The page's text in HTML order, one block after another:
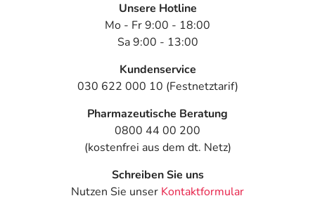
Unsere Hotline
Mo - Fr 9:00 - 18:00
Sa 9:00 - 13:00
Kundenservice
030 622 000 10 (Festnetztarif)
Pharmazeutische Beratung
0800 44 00 200
(kostenfrei aus dem dt. Netz)
Schreiben Sie uns
Nutzen Sie unser Kontaktformular